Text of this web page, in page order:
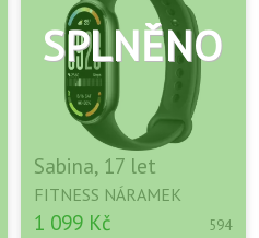
Sabina, 17 let
FITNESS NÁRAMEK
1 099 Kč 594